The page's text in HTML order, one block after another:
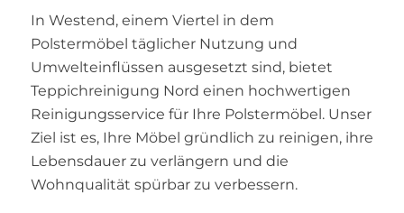
In Westend, einem Viertel in dem
Polstermöbel täglicher Nutzung und
Umwelteinflüssen ausgesetzt sind, bietet
Teppichreinigung Nord einen hochwertigen
Reinigungsservice für Ihre Polstermöbel. Unser
Ziel ist es, Ihre Möbel gründlich zu reinigen, ihre
Lebensdauer zu verlängern und die
Wohnqualität spürbar zu verbessern.